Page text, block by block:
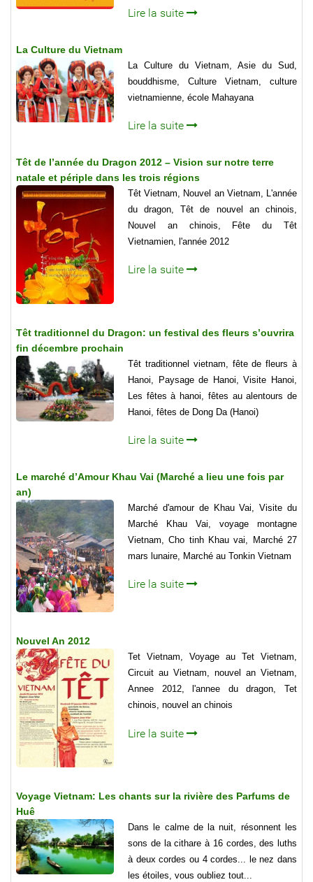
Lire la suite
La Culture du Vietnam
La Culture du Vietnam, Asie du Sud,
bouddhisme, Culture Vietnam, culture
vietnamienne, école Mahayana
Lire la suite
Têt de l’année du Dragon 2012 – Vision sur notre terre
natale et périple dans les trois régions
Têt Vietnam, Nouvel an Vietnam, L'année
du dragon, Têt de nouvel an chinois,
Nouvel an chinois, Fête du Têt
Vietnamien, l'année 2012
Lire la suite
Têt traditionnel du Dragon: un festival des fleurs s’ouvrira
fin décembre prochain
Têt traditionnel vietnam, fête de fleurs à
Hanoi, Paysage de Hanoi, Visite Hanoi,
Les fêtes à hanoi, fêtes au alentours de
Hanoi, fêtes de Dong Da (Hanoi)
Lire la suite
Le marché d’Amour Khau Vai (Marché a lieu une fois par
an)
Marché d'amour de Khau Vai, Visite du
Marché Khau Vai, voyage montagne
Vietnam, Cho tinh Khau vai, Marché 27
mars lunaire, Marché au Tonkin Vietnam
Lire la suite
Nouvel An 2012
Tet Vietnam, Voyage au Tet Vietnam,
Circuit au Vietnam, nouvel an Vietnam,
Annee 2012, l'annee du dragon, Tet
chinois, nouvel an chinois
Lire la suite
Voyage Vietnam: Les chants sur la rivière des Parfums de
Huê
Dans le calme de la nuit, résonnent les
sons de la cithare à 16 cordes, des luths
à deux cordes ou 4 cordes... le nez dans
les étoiles, vous oubliez tout...